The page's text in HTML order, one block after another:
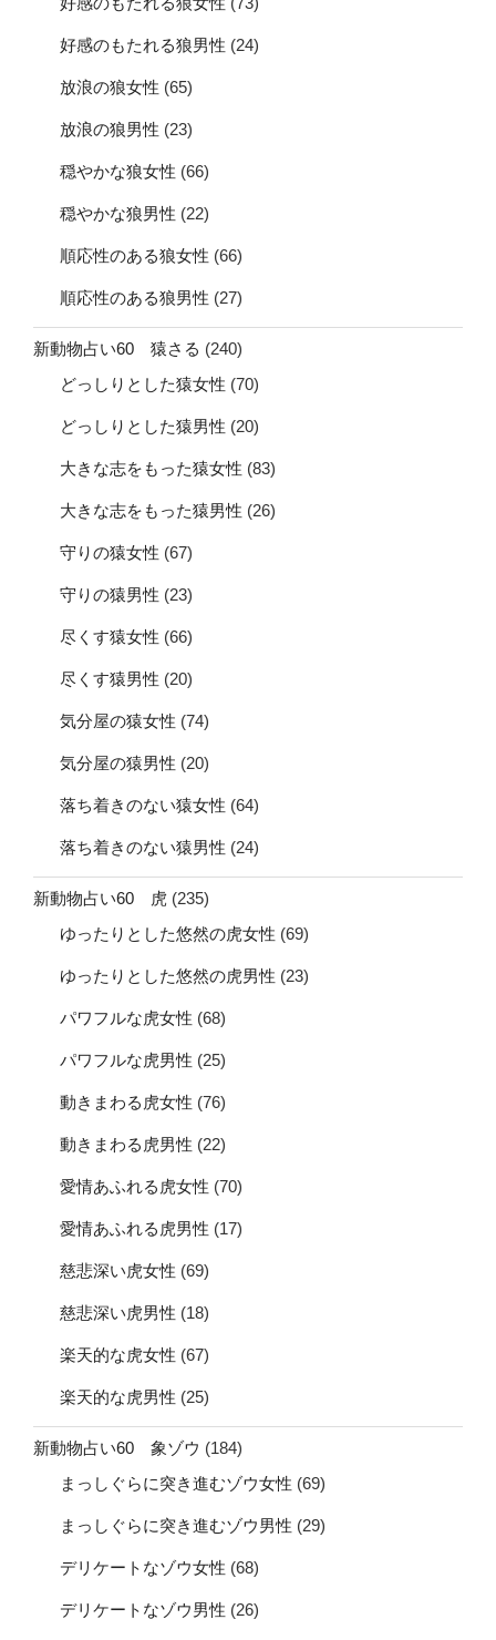
好感のもたれる狼男性 (24)
放浪の狼女性 (65)
放浪の狼男性 (23)
穏やかな狼女性 (66)
穏やかな狼男性 (22)
順応性のある狼女性 (66)
順応性のある狼男性 (27)
新動物占い60 猿さる (240)
どっしりとした猿女性 (70)
どっしりとした猿男性 (20)
大きな志をもった猿女性 (83)
大きな志をもった猿男性 (26)
守りの猿女性 (67)
守りの猿男性 (23)
尽くす猿女性 (66)
尽くす猿男性 (20)
気分屋の猿女性 (74)
気分屋の猿男性 (20)
落ち着きのない猿女性 (64)
落ち着きのない猿男性 (24)
新動物占い60 虎 (235)
ゆったりとした悠然の虎女性 (69)
ゆったりとした悠然の虎男性 (23)
パワフルな虎女性 (68)
パワフルな虎男性 (25)
動きまわる虎女性 (76)
動きまわる虎男性 (22)
愛情あふれる虎女性 (70)
愛情あふれる虎男性 (17)
慈悲深い虎女性 (69)
慈悲深い虎男性 (18)
楽天的な虎女性 (67)
楽天的な虎男性 (25)
新動物占い60 象ゾウ (184)
まっしぐらに突き進むゾウ女性 (69)
まっしぐらに突き進むゾウ男性 (29)
デリケートなゾウ女性 (68)
デリケートなゾウ男性 (26)